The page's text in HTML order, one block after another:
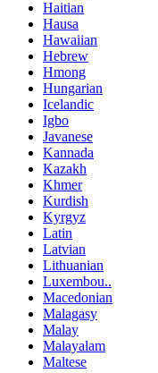
Haitian
Hausa
Hawaiian
Hebrew
Hmong
Hungarian
Icelandic
Igbo
Javanese
Kannada
Kazakh
Khmer
Kurdish
Kyrgyz
Latin
Latvian
Lithuanian
Luxembou..
Macedonian
Malagasy
Malay
Malayalam
Maltese